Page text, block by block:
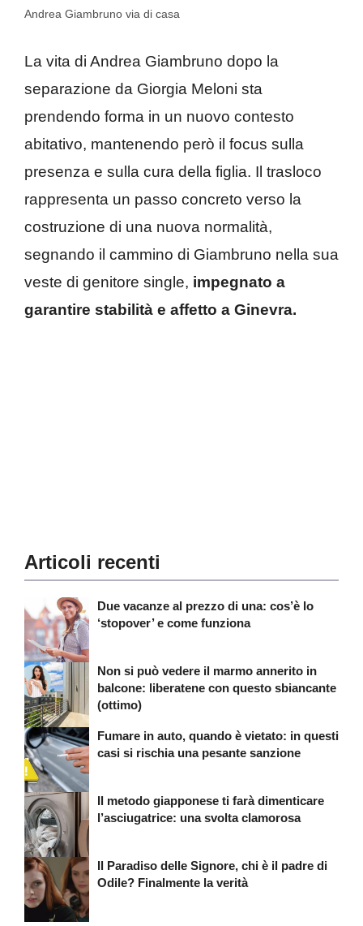
Andrea Giambruno via di casa
La vita di Andrea Giambruno dopo la
separazione da Giorgia Meloni sta
prendendo forma in un nuovo contesto
abitativo, mantenendo però il focus sulla
presenza e sulla cura della figlia. Il trasloco
rappresenta un passo concreto verso la
costruzione di una nuova normalità,
segnando il cammino di Giambruno nella sua
veste di genitore single, impegnato a
garantire stabilità e affetto a Ginevra.
Articoli recenti
Due vacanze al prezzo di una: cos’è lo
‘stopover’ e come funziona
Non si può vedere il marmo annerito in
balcone: liberatene con questo sbiancante
(ottimo)
Fumare in auto, quando è vietato: in questi
casi si rischia una pesante sanzione
Il metodo giapponese ti farà dimenticare
l’asciugatrice: una svolta clamorosa
Il Paradiso delle Signore, chi è il padre di
Odile? Finalmente la verità